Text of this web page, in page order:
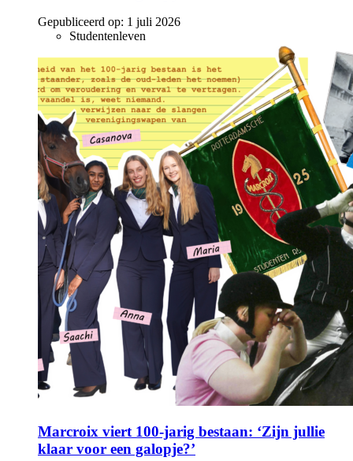
Gepubliceerd op: 1 juli 2026
Studentenleven
Marcroix viert 100-jarig bestaan: ‘Zijn jullie
klaar voor een galopje?’